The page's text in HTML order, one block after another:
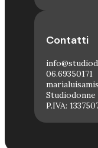
Contatti
06.69350171
Studiodonne
P.IVA: